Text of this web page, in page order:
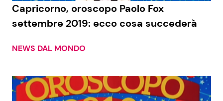
Festività Ricette per Bambini
Capricorno, oroscopo Paolo Fox
settembre 2019: ecco cosa succederà
NEWS DAL MONDO